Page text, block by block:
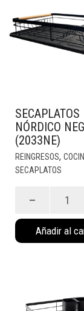
SECAPLATOS
NÓRDICO
(2033NE)
REINGRESOS,
SECAPLATOS
Negro
(2033NE)
cantidad
Añadir al